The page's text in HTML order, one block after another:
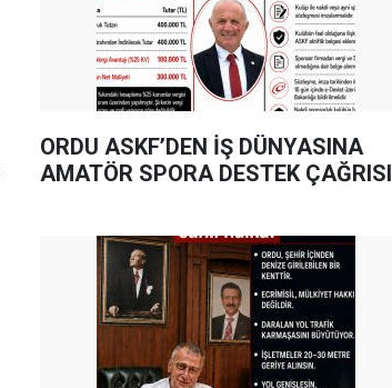
ORDU ASKF’DEN İŞ DÜNYASINA
AMATÖR SPORA DESTEK ÇAĞRISI